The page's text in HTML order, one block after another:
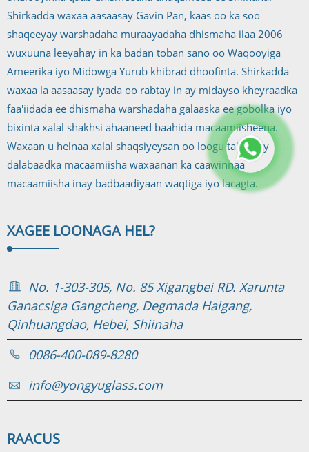
Shirkadda waxaa aasaasay Gavin Pan, kaas oo ka soo
shaqeeyay warshadaha muraayadaha dhismaha ilaa 2006
wuxuuna leeyahay in ka badan toban sano oo Waqooyiga
Ameerika iyo Midowga Yurub khibrad dhoofinta. Shirkadda
waxaa la aasaasay iyada oo rabtay in ay midayso kheyraadka
faa'iidada ee dhismaha warshadaha galaaska ee gobolka iyo
bixinta xalal shakhsi ahaaneed baahida macaamiisheena.
Waxaan u helnaa xalal shaqsiyeysan oo loogu talagalay
dalabaadka macaamiisha waxaanan ka caawinnaa
macaamiisha inay badbaadiyaan waqtiga iyo lacagta.
XAGEE LOONAGA HEL?
No. 1-303-305, No. 85 Xigangbei RD. Xarunta
Ganacsiga Gangcheng, Degmada Haigang,
Qinhuangdao, Hebei, Shiinaha
0086-400-089-8280
info@yongyuglass.com
RAACUS